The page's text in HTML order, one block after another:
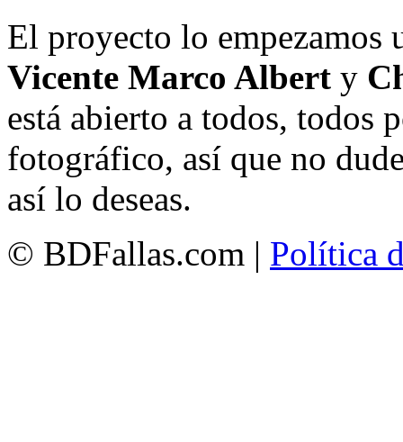
El proyecto lo empezamos
Vicente Marco Albert y
está abierto a todos, todos
fotográfico, así que no
así lo deseas.
© BDFallas.com | Política